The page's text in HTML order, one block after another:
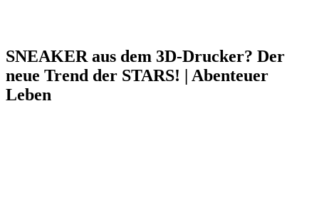
SNEAKER aus dem 3D-Drucker? Der
neue Trend der STARS! | Abenteuer
Leben